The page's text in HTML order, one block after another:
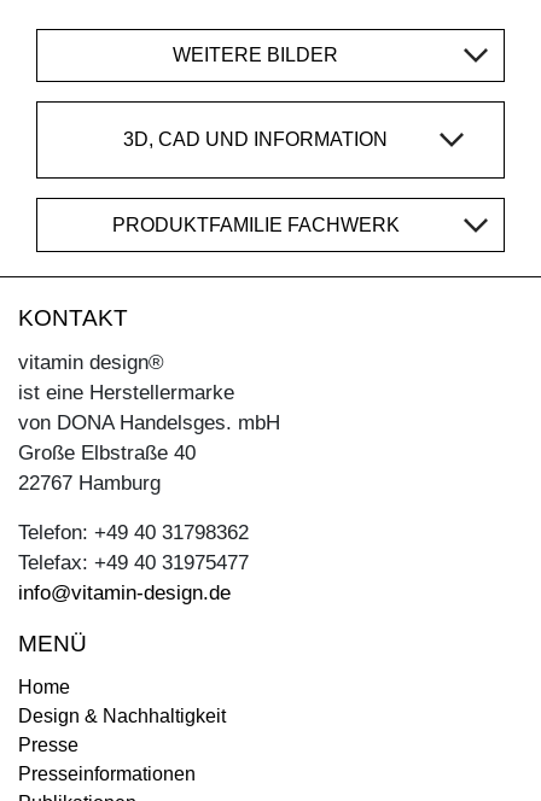
WEITERE BILDER
3D, CAD UND INFORMATION
PRODUKTFAMILIE FACHWERK
KONTAKT
vitamin design®
ist eine Herstellermarke
von DONA Handelsges. mbH
Große Elbstraße 40
22767 Hamburg
Telefon: +49 40 31798362
Telefax: +49 40 31975477
info@vitamin-design.de
MENÜ
Home
Design & Nachhaltigkeit
Presse
Presseinformationen